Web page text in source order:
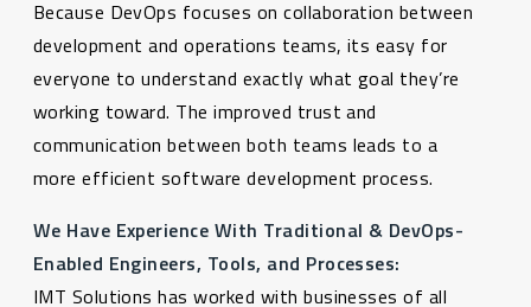
Because DevOps focuses on collaboration between
development and operations teams, its easy for
everyone to understand exactly what goal they’re
working toward. The improved trust and
communication between both teams leads to a
more efficient software development process.
We Have Experience With Traditional & DevOps-
Enabled Engineers, Tools, and Processes:
IMT Solutions has worked with businesses of all